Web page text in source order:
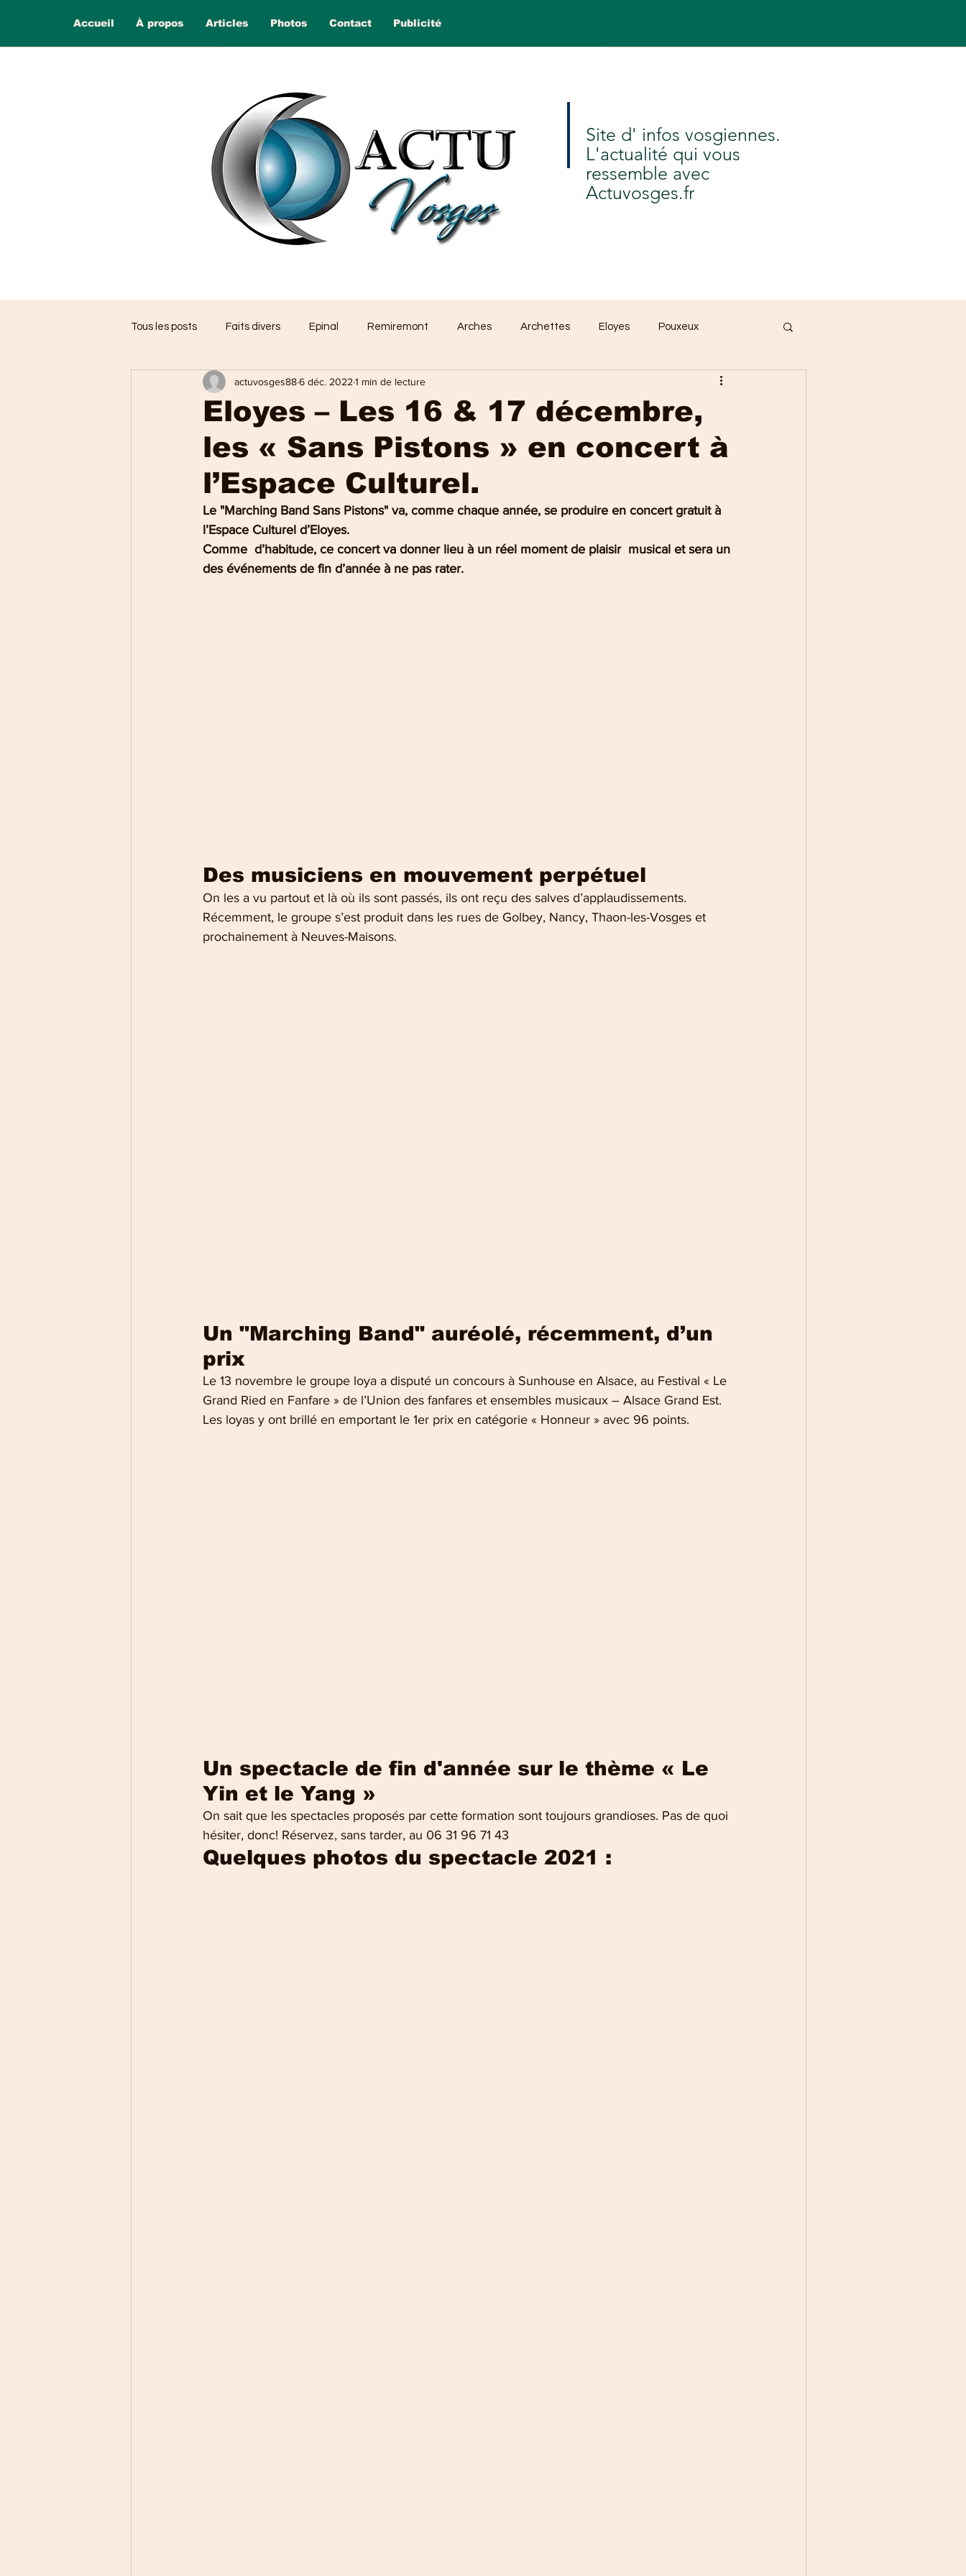
Accueil À propos Articles Photos Contact Publicité
Tous les posts Faits divers Epinal Remiremont Arches Archettes Eloyes Pouxeux
Saint-Nabord Dommartin Saint-Amé Vecoux
Ballons des Hautes Vosges Sports en vosges Mirecourt Culture en vosges Gérardmer
Charmes
Eloyes – Les 16 & 17 décembre,
les « Sans Pistons » en concert à
l’Espace Culturel.
actuvosges886 déc. 2022 1 min de lecture
Le "Marching Band Sans Pistons" va, comme chaque année, se produire en concert gratuit à
l’Espace Culturel d’Eloyes.
Comme  d’habitude, ce concert va donner lieu à un réel moment de plaisir  musical et sera un
des événements de fin d’année à ne pas rater.
Des musiciens en mouvement perpétuel
On les a vu partout et là où ils sont passés, ils ont reçu des salves d’applaudissements.
Récemment, le groupe s’est produit dans les rues de Golbey, Nancy, Thaon-les-Vosges et
prochainement à Neuves-Maisons.
Un "Marching Band" auréolé, récemment, d’un
prix
Le 13 novembre le groupe loya a disputé un concours à Sunhouse en Alsace, au Festival « Le
Grand Ried en Fanfare » de l’Union des fanfares et ensembles musicaux – Alsace Grand Est.
Les loyas y ont brillé en emportant le 1er prix en catégorie « Honneur » avec 96 points.
Un spectacle de fin d'année sur le thème « Le
Yin et le Yang »
On sait que les spectacles proposés par cette formation sont toujours grandioses. Pas de quoi
hésiter, donc! Réservez, sans tarder, au 06 31 96 71 43
Quelques photos du spectacle 2021 :
Site d' infos vosgiennes.
L'actualité qui vous
ressemble avec
Actuvosges.fr